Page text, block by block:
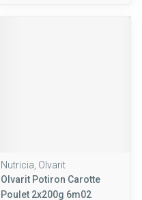
Nutricia, Olvarit
Olvarit Potiron Carotte
Poulet 2x200g 6m02